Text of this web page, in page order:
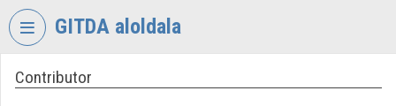
Skip header
GITDA aloldala
VIDEO
Contributor